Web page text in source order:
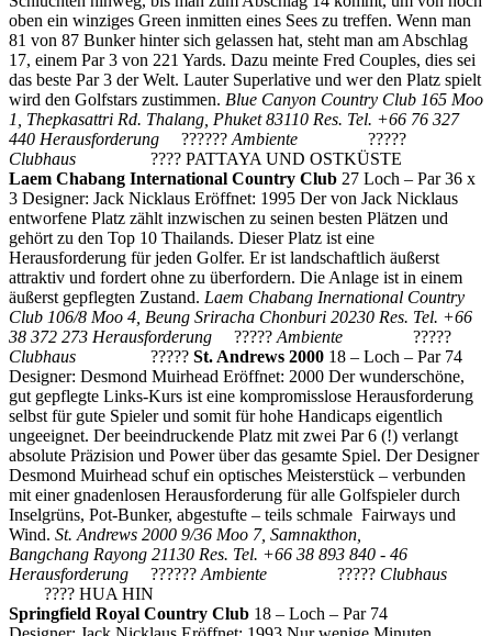
oben ein winziges Green inmitten eines Sees zu treffen. Wenn man
81 von 87 Bunker hinter sich gelassen hat, steht man am Abschlag
17, einem Par 3 von 221 Yards. Dazu meinte Fred Couples, dies sei
das beste Par 3 der Welt. Lauter Superlative und wer den Platz spielt
wird den Golfstars zustimmen. Blue Canyon Country Club 165 Moo
1, Thepkasattri Rd. Thalang, Phuket 83110 Res. Tel. +66 76 327
440 Herausforderung ?????? Ambiente ?????
Clubhaus
???? PATTAYA UND OSTKÜSTE
Laem Chabang International Country Club 27 Loch – Par 36 x
3 Designer: Jack Nicklaus Eröffnet: 1995 Der von Jack Nicklaus
entworfene Platz zählt inzwischen zu seinen besten Plätzen und
gehört zu den Top 10 Thailands. Dieser Platz ist eine
Herausforderung für jeden Golfer. Er ist landschaftlich äußerst
attraktiv und fordert ohne zu überfordern. Die Anlage ist in einem
äußerst gepflegten Zustand. Laem Chabang Inernational Country
Club 106/8 Moo 4, Beung Sriracha Chonburi 20230 Res. Tel. +66
38 372 273 Herausforderung ????? Ambiente ?????
Clubhaus
????? St. Andrews 2000 18 – Loch – Par 74
Designer: Desmond Muirhead Eröffnet: 2000 Der wunderschöne,
gut gepflegte Links-Kurs ist eine kompromisslose Herausforderung
selbst für gute Spieler und somit für hohe Handicaps eigentlich
ungeeignet. Der beeindruckende Platz mit zwei Par 6 (!) verlangt
absolute Präzision und Power über das gesamte Spiel. Der Designer
Desmond Muirhead schuf ein optisches Meisterstück – verbunden
mit einer gnadenlosen Herausforderung für alle Golfspieler durch
Inselgrüns, Pot-Bunker, abgestufte – teils schmale Fairways und
Wind. St. Andrews 2000 9/36 Moo 7, Samnakthon,
Bangchang Rayong 21130 Res. Tel. +66 38 893 840 - 46
Herausforderung ?????? Ambiente ????? Clubhaus
???? HUA HIN
Springfield Royal Country Club 18 – Loch – Par 74